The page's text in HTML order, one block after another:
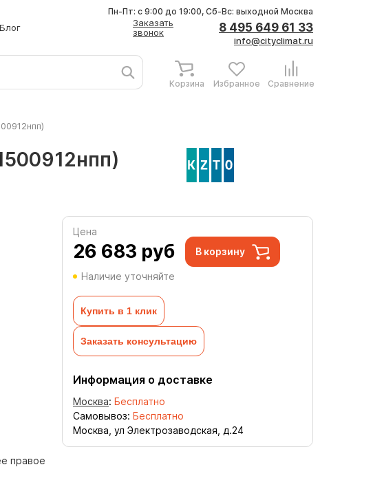
Блог
Заказать
звонок
8 495 649 61 33
info@cityclimat.ru
Пн-Пт: с 9:00 до 19:00, Сб-Вс: выходной Москва
Корзина Избранное Сравнение
правое
Цена
26 683 руб В корзину
Наличие уточняйте
Купить в 1 клик
Заказать консультацию
Информация о доставке
Москва: Бесплатно
Самовывоз: Бесплатно
Москва, ул Электрозаводская, д.24